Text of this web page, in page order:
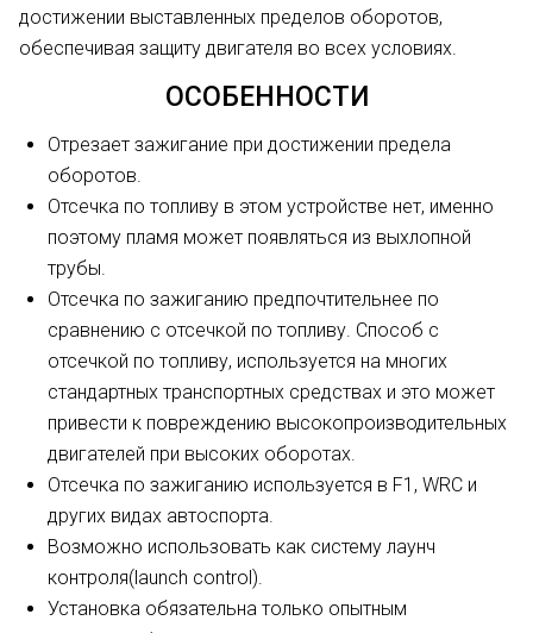
достижении выставленных пределов оборотов,
обеспечивая защиту двигателя во всех условиях.
ОСОБЕННОСТИ
Отрезает зажигание при достижении предела
оборотов.
Отсечка по топливу в этом устройстве нет, именно
поэтому пламя может появляться из выхлопной
трубы.
Отсечка по зажиганию предпочтительнее по
сравнению с отсечкой по топливу. Способ с
отсечкой по топливу, используется на многих
стандартных транспортных средствах и это может
привести к повреждению высокопроизводительных
двигателей при высоких оборотах.
Отсечка по зажиганию используется в F1, WRC и
других видах автоспорта.
Возможно использовать как систему лаунч
контроля(launch control).
Установка обязательна только опытным